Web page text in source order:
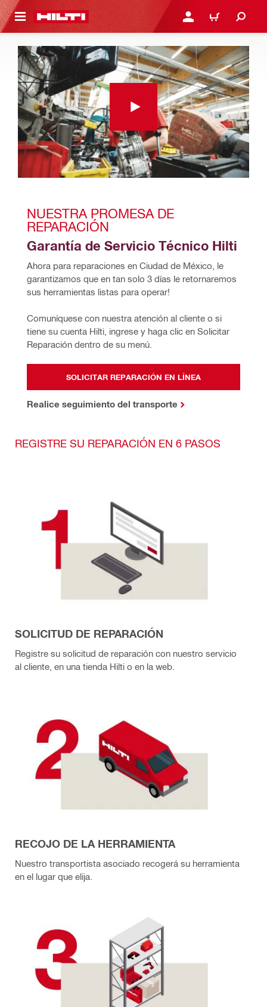
PRINCIPAL INICIE SESIÓN O
CARRITO
NUESTRA PROMESA DE
REPARACIÓN
Garantía de Servicio Técnico Hilti
Ahora para reparaciones en Ciudad de México, le
garantizamos que en tan solo 3 días le retornaremos
sus herramientas listas para operar!
Comuníquese con nuestra atención al cliente o si
tiene su cuenta Hilti, ingrese y haga clic en Solicitar
Reparación dentro de su menú.
SOLICITAR REPARACIÓN EN LÍNEA
Realice seguimiento del transporte
REGISTRE SU REPARACIÓN EN 6 PASOS
SOLICITUD DE REPARACIÓN
Registre su solicitud de reparación con nuestro servicio
al cliente, en una tienda Hilti o en la web.
RECOJO DE LA HERRAMIENTA
Nuestro transportista asociado recogerá su herramienta
en el lugar que elija.